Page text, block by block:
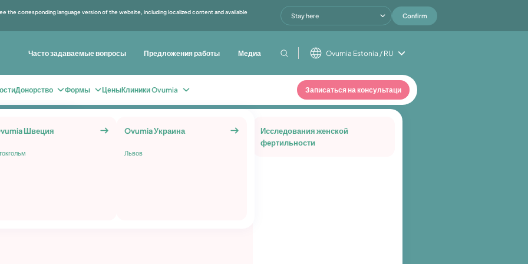
the corresponding language version of the website, including localized content and available
Stay here Confirm
к
Сохранение
Другие услуги
Исследования женской
фертильности
Донорство Формы ЦеныКлиники Ovumia
Швеция Ovumia Украина
Львов
Записаться на консультаци
Часто задаваемые вопросы Предложения работы Медиа Ovumia Estonia / RU
–